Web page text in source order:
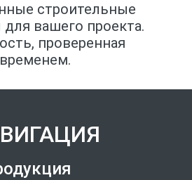
строительные
вашего проекта.
проверенная
временем.